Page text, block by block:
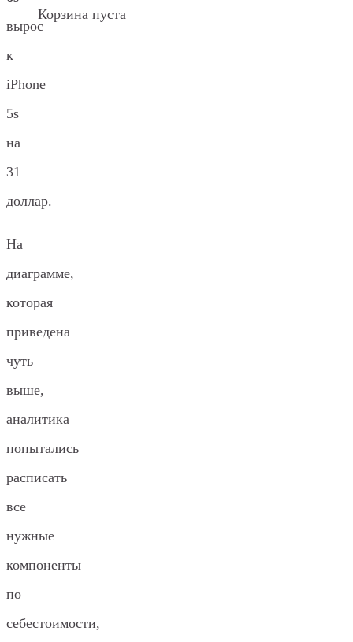
Корзина пуста
вырос
к
iPhone
5s
на
31
доллар.
На
диаграмме,
которая
приведена
чуть
выше,
аналитика
попытались
расписать
все
нужные
компоненты
по
себестоимости,